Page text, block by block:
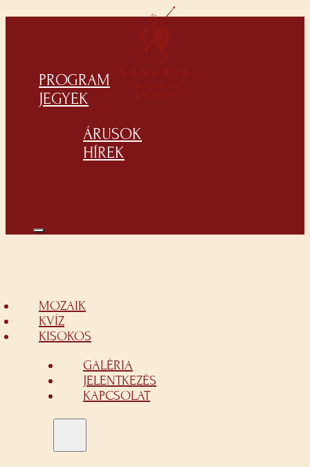
PROGRAM
JEGYEK
ÁRUSOK
HÍREK
MOZAIK
KVÍZ
KISOKOS
GALÉRIA
JELENTKEZÉS
KAPCSOLAT